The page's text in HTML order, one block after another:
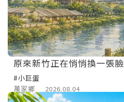
原來新竹正在悄悄換一張臉
#小巨蛋
萬家鄉
2026.08.04